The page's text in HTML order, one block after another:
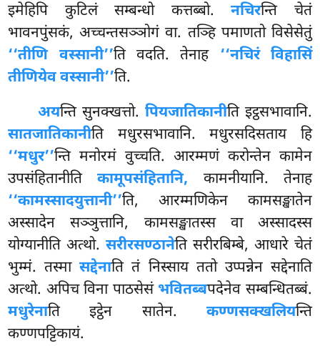
इमेहिपि कुटिलं सम्बन्धो कत्तब्बो.नचिरन्ति चेतं
भावनपुंसकं, अच्चन्तसञ्ञोगं वा. तञ्हि पमाणतो विसेसेतुं
‘‘तीणि वस्सानी’’ति वदति. तेनाह ‘‘नचिरं विहासिं
तीणियेव वस्सानी’’ति.
अयन्ति सुनक्खत्तो. पियजातिकानीति इट्ठसभावानि.
सातजातिकानीति मधुरसभावानि. मधुरसदिसताय हि
‘‘मधुर’’न्ति मनोरमं वुच्चति. आरम्मणं करोन्तेन कामेन
उपसंहितानीतिकामूपसंहितानि, कामनीयानि. तेनाह
‘‘कामस्सादयुत्तानी’’ति, आरम्मणिकेन कामसङ्खातेन
अस्सादेन सञ्ञुत्तानि, कामसङ्खातस्स वा अस्सादस्स
योग्यानीति अत्थो.सरीरसण्ठानेति सरीरबिम्बे, आधारे चेतं
भुम्मं. तस्मासद्देनाति तं निस्साय ततो उप्पन्नेन सद्देनाति
अत्थो. अपिच विना पाठसेसं भवितब्बपदेनेव सम्बन्धितब्बं.
मधुरेनाति इट्ठेन सातेन. कण्णसक्खलियन्ति
कण्णपट्टिकायं.